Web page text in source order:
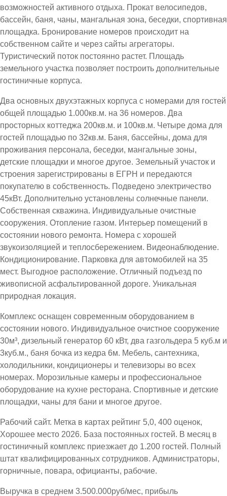
возможностей активного отдыха. Прокат велосипедов,
бассейн, баня, чаны, мангальная зона, беседки, спортивная
площадка. Бронирование номеров происходит на
собственном сайте и через сайты агрегаторы.
Туристический поток постоянно растет. Площадь
земельного участка позволяет построить дополнительные
гостиничные корпуса.
Два основных двухэтажных корпуса с номерами для гостей
общей площадью 1.000кв.м. на 36 номеров. Два
просторных коттеджа 200кв.м. и 100кв.м. Четыре дома для
гостей площадью по 32кв.м. Баня, бассейны, дома для
проживания персонала, беседки, мангальные зоны,
детские площадки и многое другое. Земельный участок и
строения зарегистрированы в ЕГРН и передаются
покупателю в собственность. Подведено электричество
45кВт. Дополнительно установлены солнечные панели.
Собственная скважина. Индивидуальные очистные
сооружения. Отопление газом. Интерьер помещений в
состоянии нового ремонта. Номера с хорошей
звукоизоляцией и теплосбережением. Видеонаблюдение.
Кондиционирование. Парковка для автомобилей на 35
мест. Выгодное расположение. Отличный подъезд по
живописной асфальтированной дороге. Уникальная
природная локация.
Комплекс оснащен современным оборудованием в
состоянии нового. Индивидуальное очистное сооружение
30м³, дизельный генератор 60 кВт, два газгольдера 5 куб.м и
3куб.м., баня бочка из кедра 6м. Мебель, сантехника,
холодильники, кондиционеры и телевизоры во всех
номерах. Морозильные камеры и профессиональное
оборудование на кухне ресторана. Спортивные и детские
площадки, чаны для бани и многое другое.
Рабочий сайт. Метка в картах рейтинг 5,0, 400 оценок,
Хорошее место 2026. База постоянных гостей. В месяц в
гостиничный комплекс приезжает до 1.200 гостей. Полный
штат квалифицированных сотрудников. Администраторы,
горничные, повара, официанты, рабочие.
Выручка в среднем 3.500.000руб/мес, прибыль